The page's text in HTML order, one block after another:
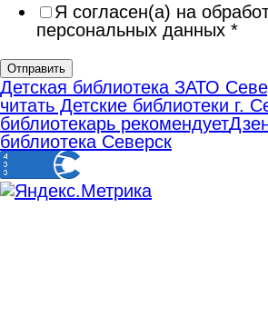
Я согласен(а) на
персональных данных *
Отправить
Детская библиотека ЗАТО
читать Детские библиотеки г.
библиотекарь рекомендует
библиотека Северск